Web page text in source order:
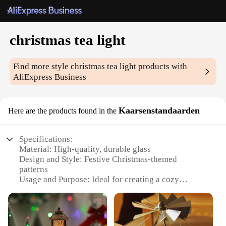
christmas tea light
Find more stylechristmas tea light products with
AliExpress Business
Here are the products found in the Kaarsenstandaarden
Specifications:
Material: High-quality, durable glass
Design and Style: Festive Christmas-themed
patterns
Usage and Purpose: Ideal for creating a cozy
Typical Adaptive Scenario: Perfect for home
decoration, parties, and gift-giving
Shape or Size or Weight or Quantity: Comes in a set